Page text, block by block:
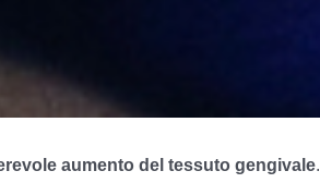
aumento del tessuto gengivale.